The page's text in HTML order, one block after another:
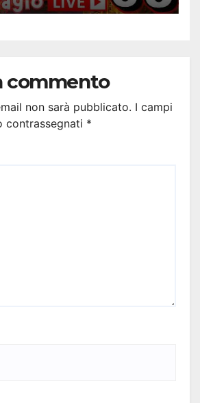
commento
non sarà pubblicato. I campi
contrassegnati *